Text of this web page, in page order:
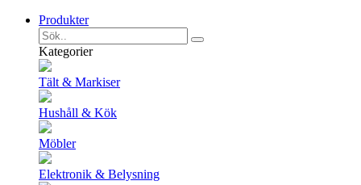
Produkter
Kategorier
Tält & Markiser
Hushåll & Kök
Möbler
Elektronik & Belysning